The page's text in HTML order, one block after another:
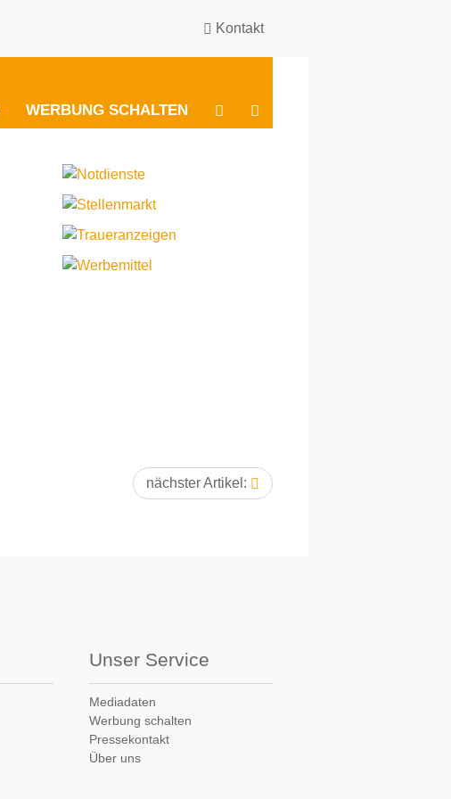
Kontakt
WERBUNG SCHALTEN
BESUCHEN
SIE
SIE
nächster Artikel:
Unser Service
Mediadaten
Werbung schalten
Pressekontakt
Über uns